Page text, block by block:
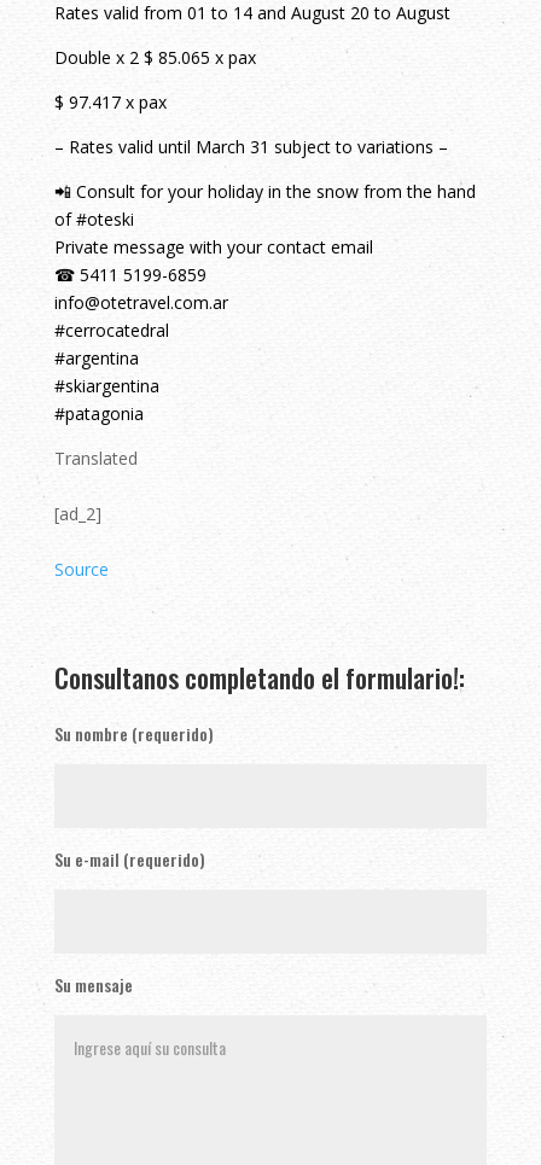
Rates valid from 01 to 14 and August 20 to August
Double x 2 $ 85.065 x pax
$ 97.417 x pax
– Rates valid until March 31 subject to variations –
📲 Consult for your holiday in the snow from the hand
of #oteski
Private message with your contact email ⠀⠀
☎ 5411 5199-6859⠀
info@otetravel.com.ar ⠀⠀
#cerrocatedral
#argentina
#skiargentina
#patagonia
Translated
[ad_2]
Source
Consultanos completando el formulario!:
Su nombre (requerido)
Su e-mail (requerido)
Su mensaje